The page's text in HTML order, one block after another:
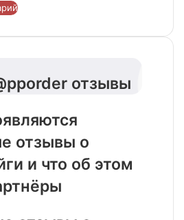
отзывы
отзывы о
и что об этом